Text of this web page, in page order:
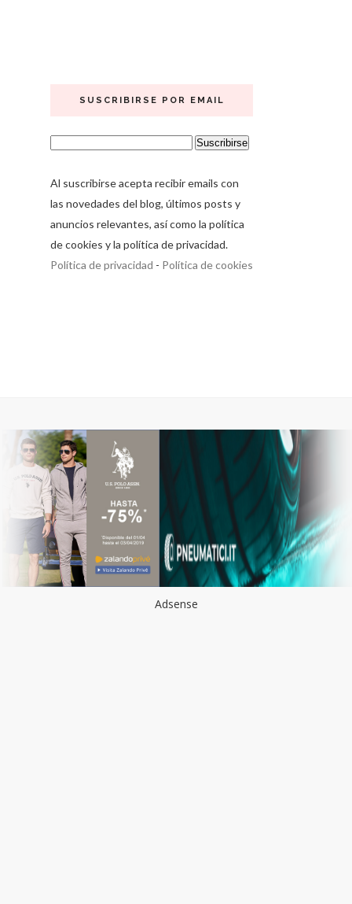
SUSCRIBIRSE POR EMAIL
Al suscribirse acepta recibir emails con
las novedades del blog, últimos posts y
anuncios relevantes, así como la política
de cookies y la política de privacidad.
Política de privacidad - Política de cookies
Adsense